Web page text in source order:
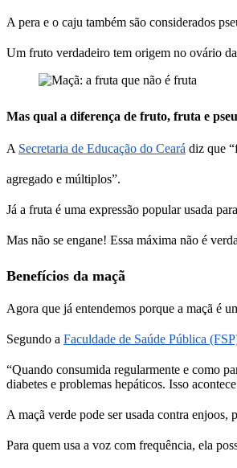
A pera e o caju também são considerados
Um fruto verdadeiro tem origem no ovário
Mas qual a diferença de fruto, fruta e
A Secretaria de Educação do Ceará diz que
agregado e múltiplos”.
Já a fruta é uma expressão popular usada
Mas não se engane! Essa máxima não é
Benefícios da maçã
Agora que já entendemos porque a maçã é
Segundo a Faculdade de Saúde Pública
“Quando consumida regularmente e como
diabetes e problemas hepáticos. Isso
A maçã verde pode ser usada contra enjoos,
Para quem usa a voz com frequência, ela